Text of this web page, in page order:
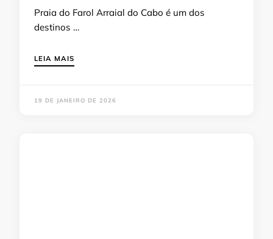
Praia do Farol Arraial do Cabo é um dos
destinos …
LEIA MAIS
19 DE JANEIRO DE 2026